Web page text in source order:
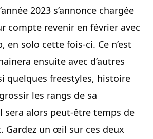
2023 s’annonce chargée
compte revenir en février avec
en solo cette fois-ci. Ce n’est
ensuite avec d’autres
quelques freestyles, histoire
les rangs de sa
sera alors peut-être temps de
Gardez un œil sur ces deux